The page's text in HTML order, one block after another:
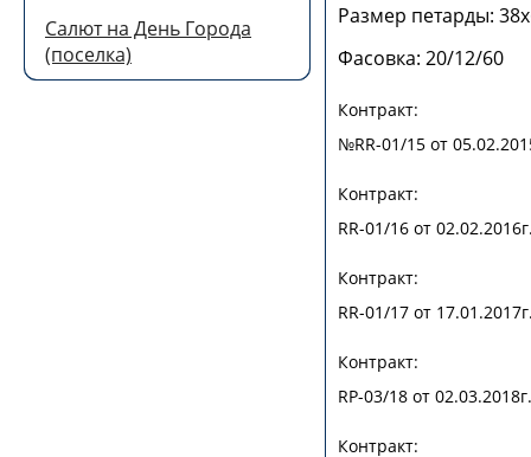
Салют на День Города
(поселка)
Размер петарды:
Фасовка: 20/12/60
Контракт:
№RR-01/15 от
Контракт:
RR-01/16 от
Контракт:
RR-01/17 от
Контракт:
RP-03/18 от 02.03.2018г.
Контракт: